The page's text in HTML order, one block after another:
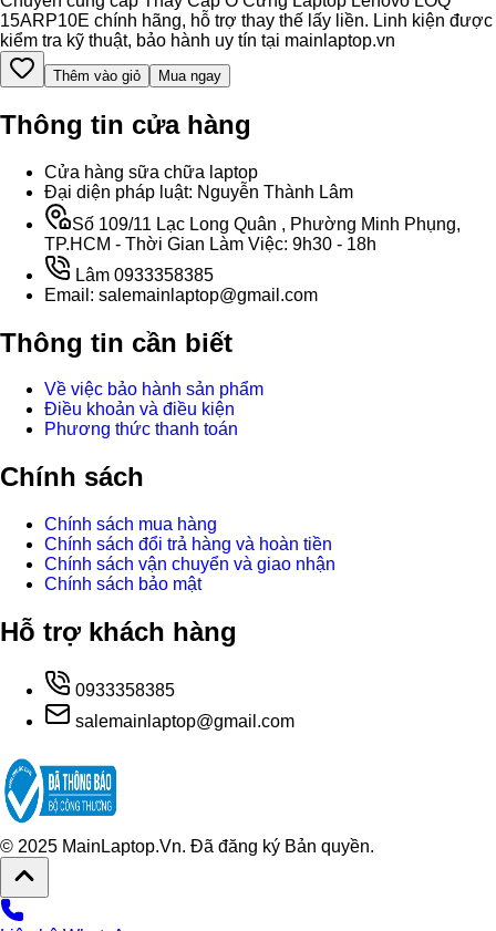
15ARP10E chính hãng, hỗ trợ thay thế lấy liền. Linh kiện được
kiểm tra kỹ thuật, bảo hành uy tín tại mainlaptop.vn
Thêm vào giỏ Mua ngay
Thông tin cửa hàng
Cửa hàng sữa chữa laptop
Đại diện pháp luật: Nguyễn Thành Lâm
Số 109/11 Lạc Long Quân , Phường Minh Phụng,
TP.HCM - Thời Gian Làm Việc: 9h30 - 18h
Lâm 0933358385
Email: salemainlaptop@gmail.com
Thông tin cần biết
Về việc bảo hành sản phẩm
Điều khoản và điều kiện
Phương thức thanh toán
Chính sách
Chính sách mua hàng
Chính sách đổi trả hàng và hoàn tiền
Chính sách vận chuyển và giao nhận
Chính sách bảo mật
Hỗ trợ khách hàng
0933358385
salemainlaptop@gmail.com
© 2025 MainLaptop.Vn. Đã đăng ký Bản quyền.